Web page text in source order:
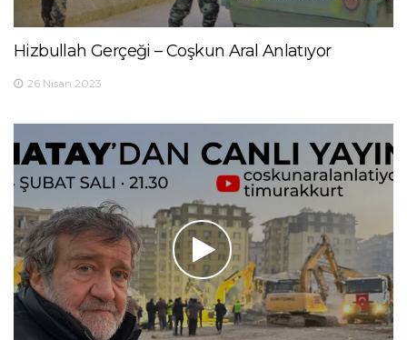
Hizbullah Gerçeği – Coşkun Aral Anlatıyor
26 Nisan 2023